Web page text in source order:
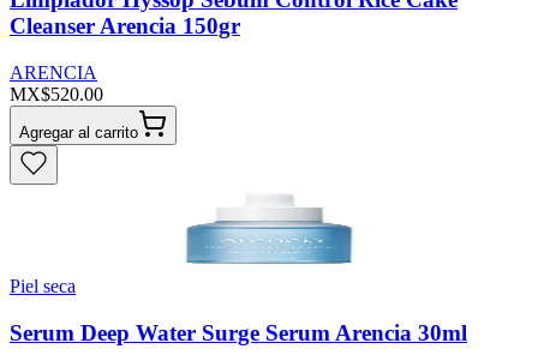
Cleanser Arencia 150gr
ARENCIA
MX$520.00
Agregar al carrito
Piel seca
Serum Deep Water Surge Serum Arencia 30ml